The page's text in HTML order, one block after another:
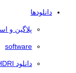
دانلودها
پلاگین و
software
دانلود HDRI